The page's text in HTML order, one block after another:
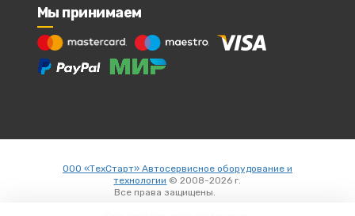
Мы принимаем
ООО «ТехСтарт» Автосервисное оборудование и
технологии © 2008-2026 г.
Все права защищены.